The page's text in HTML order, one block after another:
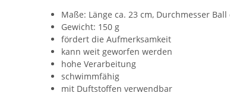
Maße: Länge ca. 23 cm, Durchmesser Ball
Gewicht: 150 g
fördert die Aufmerksamkeit
kann weit geworfen werden
hohe Verarbeitung
schwimmfähig
mit Duftstoffen verwendbar